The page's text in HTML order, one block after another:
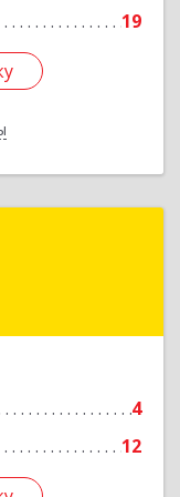
19
4
12
г, Оборонная